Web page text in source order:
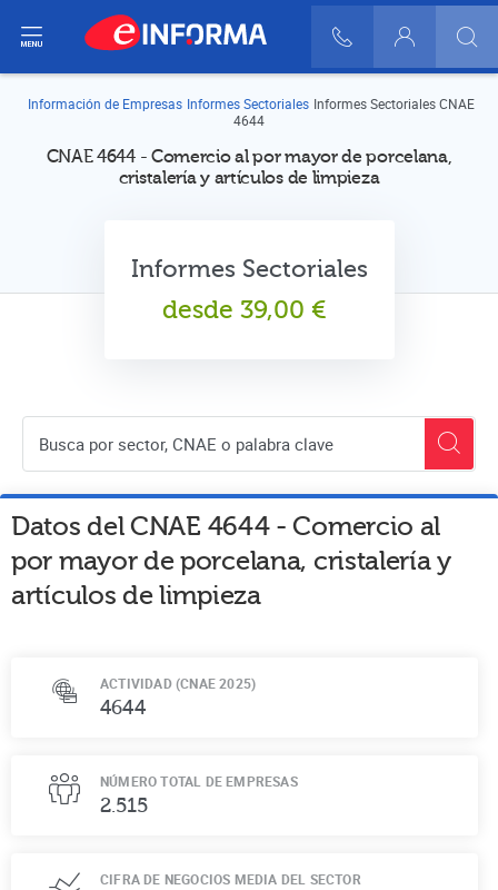
900 10 30 20
Login
Información de Empresas Informes Sectoriales Informes Sectoriales CNAE
4644
CNAE 4644 - Comercio al por mayor de porcelana,
cristalería y artículos de limpieza
Informes Sectoriales
desde 39,00 €
Datos del CNAE 4644-Comercio al
por mayor de porcelana, cristalería y
artículos de limpieza
ACTIVIDAD (CNAE 2025)
4644
NÚMERO TOTAL DE EMPRESAS
2.515
CIFRA DE NEGOCIOS MEDIA DEL SECTOR